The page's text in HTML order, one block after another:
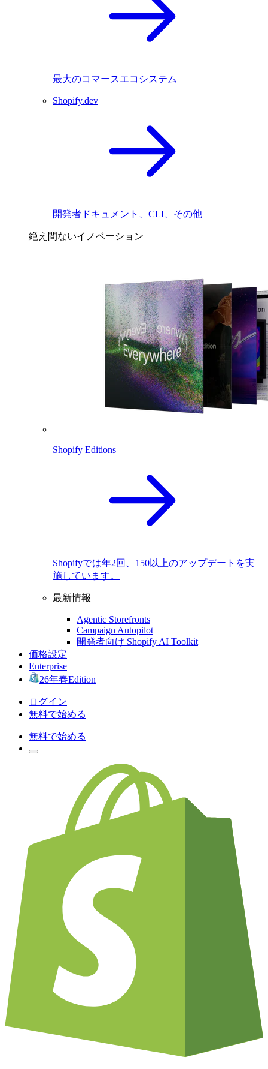
最大のコマースエコシステム
Shopify.dev
開発者ドキュメント、CLI、その他
絶え間ないイノベーション
Shopify Editions
Shopifyでは年2回、150以上のアップデートを実
施しています。
最新情報
Agentic Storefronts
Campaign Autopilot
開発者向け Shopify AI Toolkit
価格設定
Enterprise
26年春Edition
ログイン
無料で始める
無料で始める